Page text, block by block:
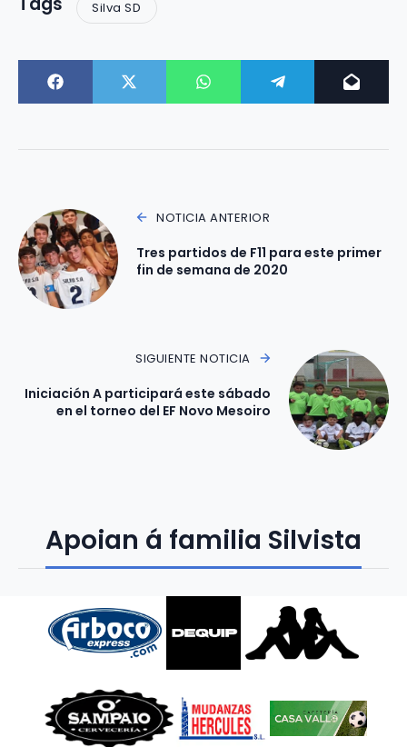
Silva SD
NOTICIA ANTERIOR
Tres partidos de F11 para este primer
fin de semana de 2020
SIGUIENTE NOTICIA
Iniciación A participará este sábado
en el torneo del EF Novo Mesoiro
Apoian á familia Silvista